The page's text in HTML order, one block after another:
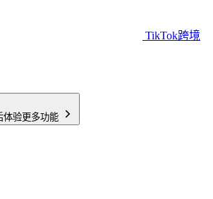
TikTok跨境
体验更多功能